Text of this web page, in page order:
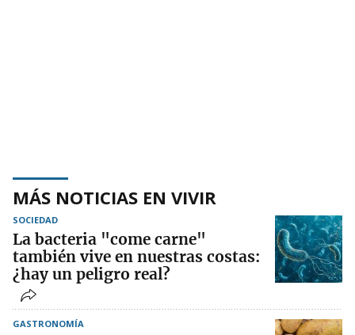
MÁS NOTICIAS EN VIVIR
SOCIEDAD
La bacteria "come carne"
también vive en nuestras costas:
¿hay un peligro real?
GASTRONOMÍA